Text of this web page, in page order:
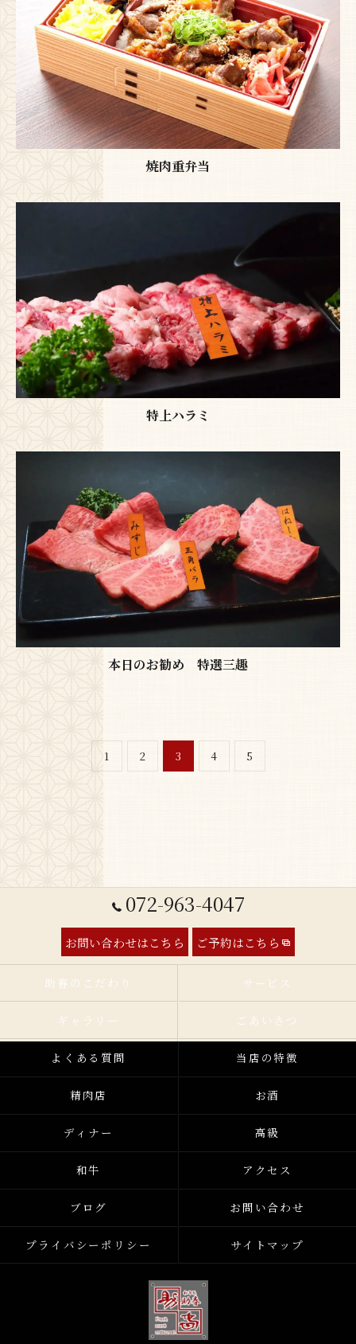
焼肉重弁当
特上ハラミ
本日のお勧め 特選三趣
1 2 3 4 5
072-963-4047
お問い合わせはこちら ご予約はこちら
助春のこだわり サービス
ギャラリー ごあいさつ
よくある質問 当店の特徴
精肉店 お酒
ディナー 高級
和牛 アクセス
ブログ お問い合わせ
プライバシーポリシー サイトマップ